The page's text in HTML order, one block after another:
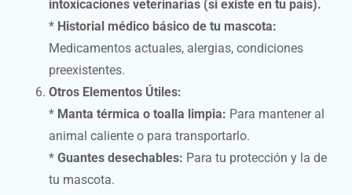
intoxicaciones veterinarias (si existe en tu país).
* Historial médico básico de tu mascota:
Medicamentos actuales, alergias, condiciones
preexistentes.
Otros Elementos Útiles:
* Manta térmica o toalla limpia: Para mantener al
animal caliente o para transportarlo.
*Guantes desechables: Para tu protección y la de
tu mascota.